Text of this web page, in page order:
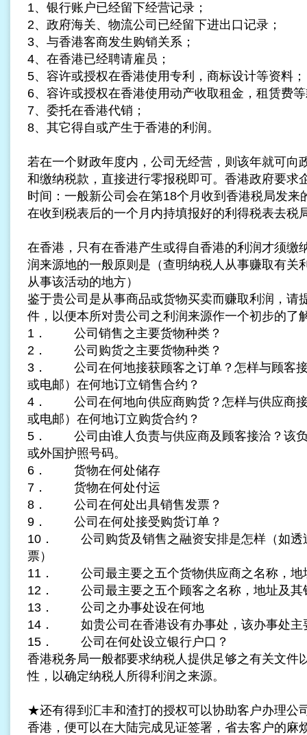
1、银行账户已经留下经营记录；
2、政府海关、物流公司已经留下进出口记录；
3、与香港客商发生购销关系；
4、在香港已经聘请雇员；
5、容许或授权在香港使用专利，商标设计等资料；
6、容许或授权在香港使用动产收取租金，租赁费
7、委托在香港代销；
8、其它得自或产生于香港的利润。
若在一个财政年度内，公司无经营，则该年就可向
和缴纳税款，直接进行零报税即可。香港政府要求
时间：一般新公司会在第18个月收到香港税局发来
在收到税表后的一个月内持填报好的利得税表去税
在香港，只有在香港产生或得自香港的利润才须缴
润来源地的一般原则是（查明纳税人从事赚取有关
从事该活动的地方）
鉴于贵公司是从事商品或货物买卖而赚取利润，请
件，以便本所对贵公司之利润来源作一个初步的了
1． 公司销售之主要货物种类？
2． 公司购货之主要货物种类？
3． 公司在何地接获顾客之订单？怎样与顾客接
或电邮）在何地订立销售合约？
4． 公司在何地向供应商购货？怎样与供应商接
或电邮）在何地订立购货合约？
5． 公司由谁人负责与供应商及顾客接洽？该负
或外国护照号码。
6． 货物在何处储存
7． 货物在何处付运
8． 公司在何处出具销售发票？
9． 公司在何处接受购货订单？
10． 公司购货及销售之融资安排是怎样（如透
票）
11． 公司最主要之五个货物供应商之名称，地
12． 公司最主要之五个顾客之名称，地址及其
13． 公司之办事处设在何地
14． 如贵公司在香港设有办事处，该办事处主
15． 公司在何处设立银行户口？
香港税务局一般都要求纳税人提供足够之有关文件
性，以确定纳税人所得利润之来源。
★还有得到汇丰和渣打的授权可以协助客户办理公
香港，便可以在大陆完成见证签署，省去客户的麻